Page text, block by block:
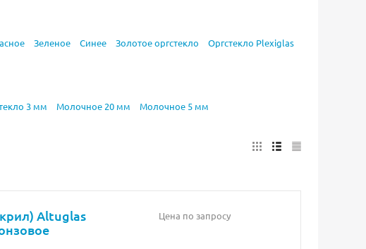
Зеленое Синее Золотое оргстекло
Оргстекло Plexiglas
3 мм Молочное 20 мм Молочное 5 мм
Altuglas
Цена по запросу